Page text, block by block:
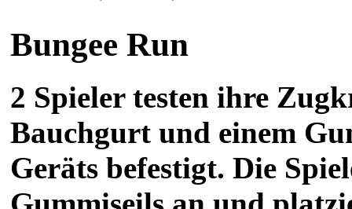
Bungee Run
2 Spieler testen ihre
Bauchgurt und einem
Geräts befestigt. Die